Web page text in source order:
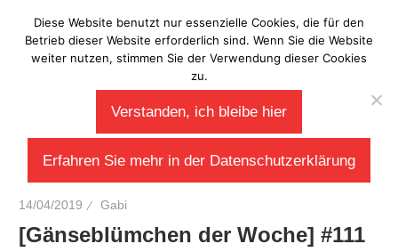
Inhalt
springen
Laberladen
14/04/2019 Gabi
[Gänseblümchen der Woche] #111
Diese Website benutzt nur essenzielle Cookies, die für den
Betrieb dieser Website erforderlich sind. Wenn Sie die Website
weiter nutzen, stimmen Sie der Verwendung dieser Cookies
zu.
Verstanden, ich bleibe hier
Erfahren Sie mehr in der Datenschutzerklärung